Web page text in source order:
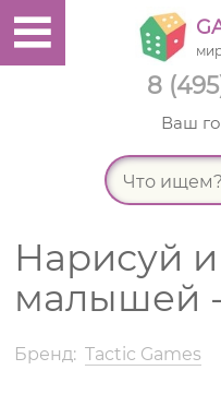
8
Ваш
Нарисуй
малышей
Бренд: Tactic Games